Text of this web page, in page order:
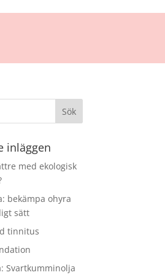
inläggen
med ekologisk
bekämpa ohyra
sätt
tinnitus
Svartkumminolja